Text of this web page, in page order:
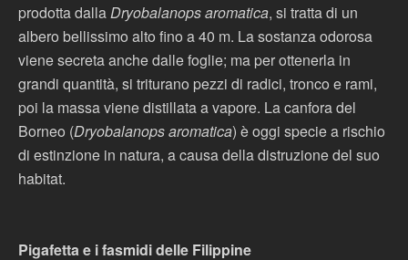
prodotta dallaDryobalanops aromatica, si tratta di un
albero bellissimo alto fino a 40 m. La sostanza odorosa
viene secreta anche dalle foglie; ma per ottenerla in
grandi quantità, si triturano pezzi di radici, tronco e rami,
poi la massa viene distillata a vapore. La canfora del
Borneo (Dryobalanops aromatica) è oggi specie a rischio
di estinzione in natura, a causa della distruzione del suo
habitat.
Pigafetta e i fasmidi delle Filippine